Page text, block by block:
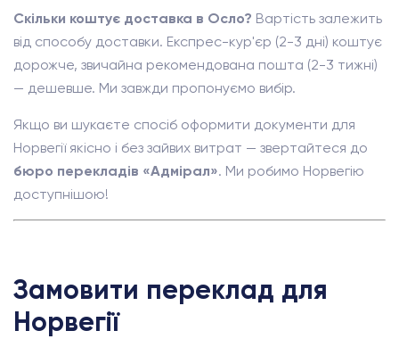
Скільки коштує доставка в Осло? Вартість залежить
від способу доставки. Експрес-кур'єр (2-3 дні) коштує
дорожче, звичайна рекомендована пошта (2-3 тижні)
— дешевше. Ми завжди пропонуємо вибір.
Якщо ви шукаєте спосіб оформити документи для
Норвегії якісно і без зайвих витрат — звертайтеся до
бюро перекладів «Адмірал». Ми робимо Норвегію
доступнішою!
Замовити переклад для
Норвегії